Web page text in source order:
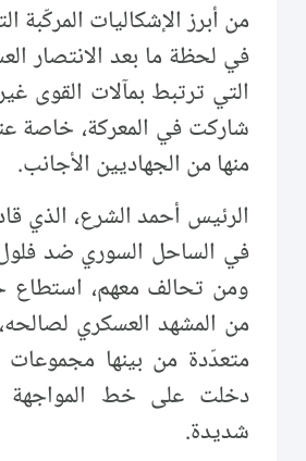
من أبرز الإشكاليات المركّبة
في لحظة ما بعد الانتصار
التي ترتبط بمآلات القوى
شاركت في المعركة، خاصة
منها من الجهاديين الأجانب.
الرئيس أحمد الشرع، الذي
في الساحل السوري ضد فلول
ومن تحالف معهم،
من المشهد العسكري
متعدّدة من بينها مجموعات
دخلت على خط المواجهة
شديدة.